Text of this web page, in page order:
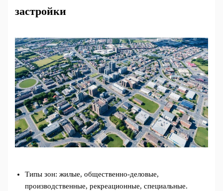
застройки
Типы зон: жилые, общественно-деловые,
производственные, рекреационные, специальные.